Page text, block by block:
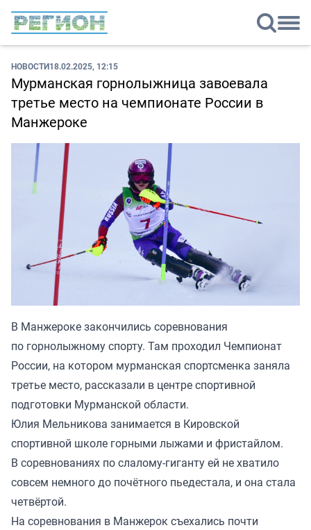
НОВОСТИ18.02.2025, 12:15
Мурманская горнолыжница завоевала
третье место на чемпионате России в
Манжероке
В Манжероке закончились соревнования
по горнолыжному спорту. Там проходил Чемпионат
России, на котором мурманская спортсменка заняла
третье место, рассказали в центре спортивной
подготовки Мурманской области.
Юлия Мельникова занимается в Кировской
спортивной школе горными лыжами и фристайлом.
В соревнованиях по слалому-гиганту ей не хватило
совсем немного до почётного пьедестала, и она стала
четвёртой.
На соревнования в Манжерок съехались почти